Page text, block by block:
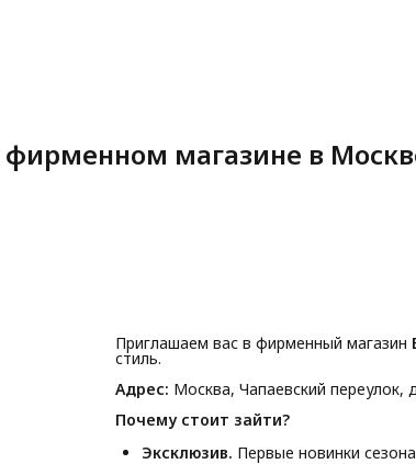
магазине в
Приглашаем вас в фирменный магазин
стиль.
Адрес: Москва, Чапаевский переулок,
Почему стоит зайти?
Эксклюзив. Первые новинки